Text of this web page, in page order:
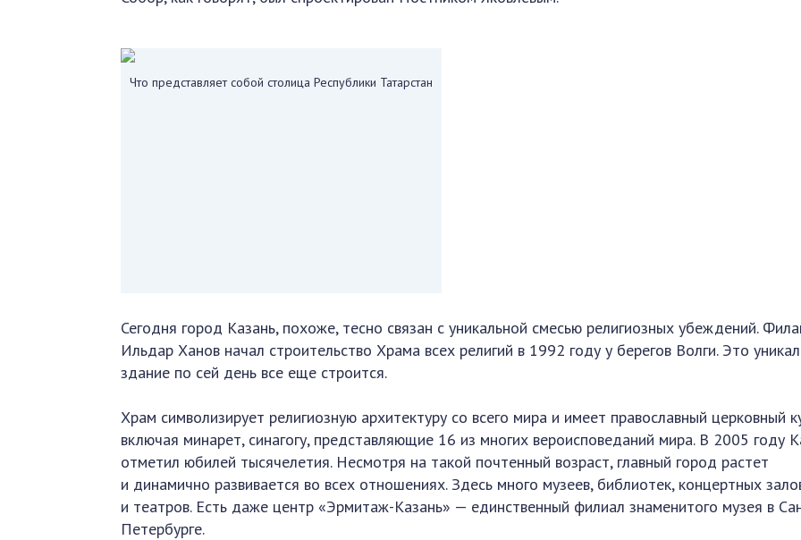
Что представляет собой столица Республики Татарстан
Сегодня город Казань, похоже, тесно связан с уникальной смесью религиозных убеждений.
Ильдар Ханов начал строительство Храма всех религий в 1992 году у берегов Волги. Это
здание по сей день все еще строится.
Храм символизирует религиозную архитектуру со всего мира и имеет православный церковный
включая минарет, синагогу, представляющие 16 из многих вероисповеданий мира. В 2005 году
отметил юбилей тысячелетия. Несмотря на такой почтенный возраст, главный город растет
и динамично развивается во всех отношениях. Здесь много музеев, библиотек, концертных
и театров. Есть даже центр «Эрмитаж-Казань» — единственный филиал знаменитого музея в
Петербурге.